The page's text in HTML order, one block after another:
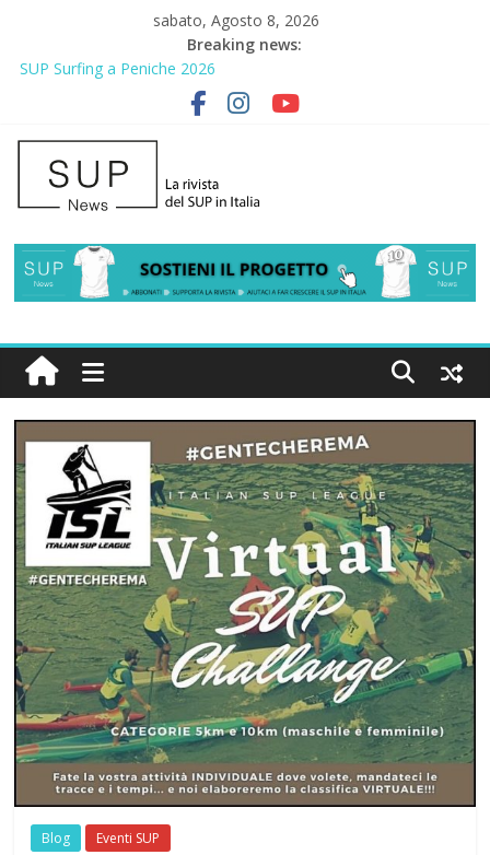
sabato, Agosto 8, 2026
Breaking news:
SUP Surfing a Peniche 2026
AirSUP a Gallico: prima storica gara per Reggio Calabria
Gallico Paddle Fest 2026: sul lungomare di Gallico torna la festa
del SUP
Porto Selvaggio, a lezione di soccorso con la giornata della
prevenzione
2° Urban Sup Trophy: la regata solidale per lo IOR
Blog Eventi SUP